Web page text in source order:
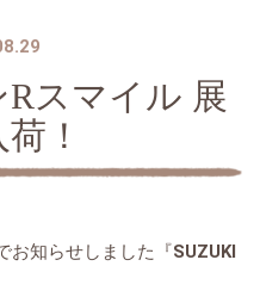
スマイル 展
！
お知らせしました『SUZUKI